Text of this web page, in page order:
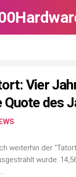
Vier
des
weiterhin der
wurde.